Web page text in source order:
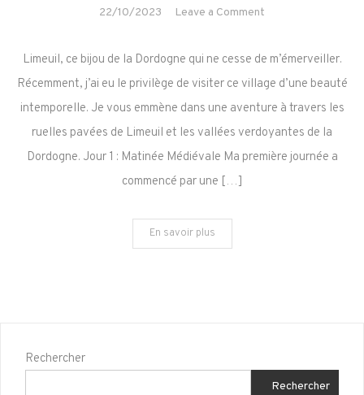
22/10/2023 Leave a Comment
Limeuil,
des
plus
beaux
villages
Limeuil, ce bijou de la Dordogne qui ne cesse de m’émerveiller.
Récemment, j’ai eu le privilège de visiter ce village d’une beauté
intemporelle. Je vous emmène dans une aventure à travers les
ruelles pavées de Limeuil et les vallées verdoyantes de la
Dordogne. Jour 1 : Matinée Médiévale Ma première journée a
commencé par une […]
En savoir plus
Rechercher
Rechercher